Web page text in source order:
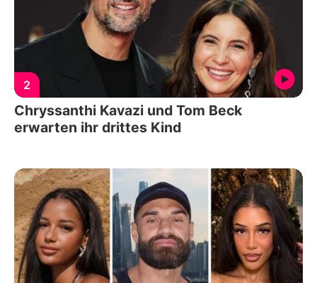
2
Chryssanthi Kavazi und Tom Beck
erwarten ihr drittes Kind